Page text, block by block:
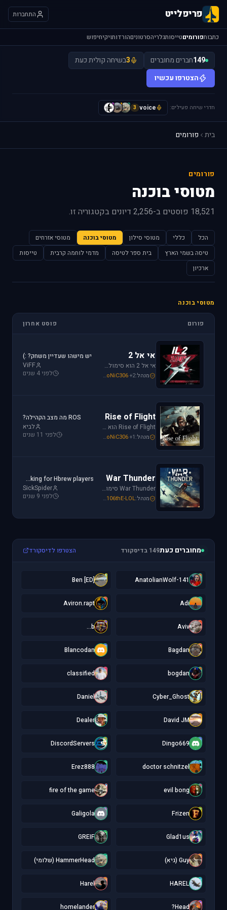
פריפלייט התחברות
כתבותפורומיםטייסותגלריהסרטוניםהורדותויקיחיפוש
149חברים מחוברים 3בשיחה קולית כעת
הצטרפו עכשיו
חדרי שיחה פעילים: voice
3
H
I
y
בית פורומים
פורומים
מטוסי בוכנה
18,521 פוסטים ב-2,256 דיונים בקטגוריה זו.
הכל כללי מטוסי סילון מטוסי בוכנה
מטוסי אזרחים
טיסה בשמי הארץ
בית ספר לטיסה מדמי לוחמה קרבית
טייסות
ארכיון
מטוסי בוכנה
פורום פוסט אחרון
אי אל 2
אי אל 2 הוא סימולטור מלחמת העולם השניה מבית Oleg Maddox. טוס בספיטפייר ומוסטנג ושנה את ההיסטוריה במלחמות מעל שמי אירופה, צפון אפריקה והמזרח הרחוק.
מנהל: SoNiC306+2
יש מישהו שעדיין משחק? :)
ViFF
לפני 4 שנים
Rise of Flight
Rise of Flight הוא סימולטור מלחמת העולם הראשונה הטוב ביותר שיש! טוס בשמים הווירטואליים במטוסים האגדיים, Sopwith Camel, S.E.5a, Albatros D.Va וה-Fokker Dr.1 שטסו בהם אבירי מלחמת העולם. השמיים הווירטואליים צריכים אותך!
מנהל: Mike_69th SoNiC306+1
ROS מה מצב הקהילה?
לביא
לפני 11 שנים
War Thunder
War Thunder סימולטור טיסה קרבי השייך לתקופת מלחמת העולם השנייה, לכותר אפשרות לתפקד בקשת רחבה של רמות ריאליזם החל מאפשרות Arcade ועד לסימולטור של ממש.
מנהל: Mike_69th ,106thE-LOL
Looking for Hbrew players...
SickSpider
לפני 9 שנים
מחוברים כעת149 בדיסקורד הצטרפו לדיסקורד
1
141-AnatolianWolf
[
[ED] Ben
A
Adi
A
Aviron.rapt
A
Aviv
b
b...
B
Bagdan
B
Blancodan
b
bogdan
c
classified
C
Cyber_Ghost
D
Daniel
D
David JM
D
Dealer
D
Dingo669
D
DiscordServers
d
doctor schnitzel
E
Erez888
e
evil bong
f
fire of the game
F
Frizen
G
Galigola
G
Glad1us
G
GREIF
G Guy (גיא) H HammerHead (שלומי)
H
HAREL
H
Harel
H
Head?
h
homelander